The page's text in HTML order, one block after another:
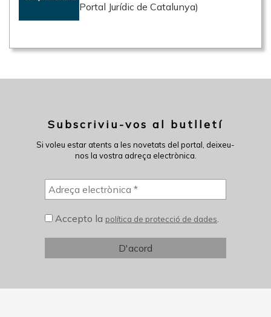
Portal Jurídic de Catalunya)
Subscriviu-vos al butlletí
Si voleu estar atents a les novetats del portal, deixeu-
nos la vostra adreça electrònica.
Accepto la política de protecció de dades.